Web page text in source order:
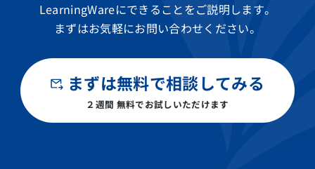
LearningWareにできることをご説明します。
まずはお気軽にお問い合わせください。
まずは無料で相談してみる
２週間 無料でお試しいただけます